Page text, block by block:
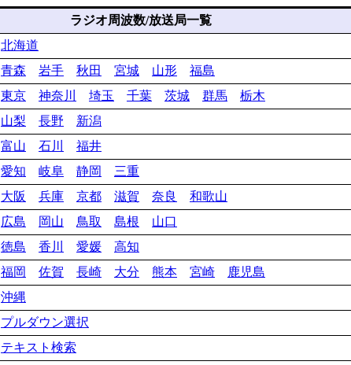
ラジオ周波数/放送局一覧
北海道
青森 岩手 秋田 宮城 山形
福島
東京 神奈川 埼玉 千葉 茨城 群馬
栃木
山梨 長野
新潟
富山 石川
福井
愛知 岐阜 静岡
三重
大阪 兵庫 京都 滋賀 奈良
和歌山
広島 岡山 鳥取 島根
山口
徳島 香川 愛媛
高知
福岡 佐賀 長崎 大分 熊本 宮崎
鹿児島
沖縄
プルダウン選択
テキスト検索